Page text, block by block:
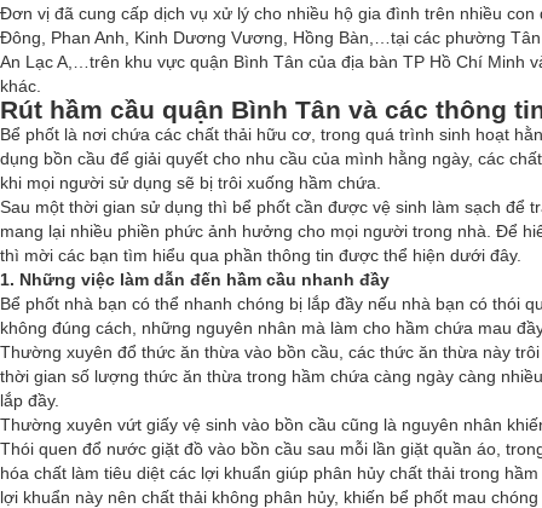
Đơn vị đã cung cấp dịch vụ xử lý cho nhiều hộ gia đình trên nhiều
Đông, Phan Anh, Kinh Dương Vương, Hồng Bàn,…tại các phường
An Lạc A,…trên khu vực quận Bình Tân của địa bàn TP Hồ Chí Minh
khác.
Rút hầm cầu quận Bình Tân và các thông
Bể phốt là nơi chứa các chất thải hữu cơ, trong quá trình sinh hoạt
dụng bồn cầu để giải quyết cho nhu cầu của mình hằng ngày, các
khi mọi người sử dụng sẽ bị trôi xuống hầm chứa.
Sau một thời gian sử dụng thì bể phốt cần được vệ sinh làm sạch để
mang lại nhiều phiền phức ảnh hưởng cho mọi người trong nhà. Để
thì mời các bạn tìm hiểu qua phần thông tin được thể hiện dưới đây.
1. Những việc làm dẫn đến hầm cầu nhanh đầy
Bể phốt nhà bạn có thể nhanh chóng bị lắp đầy nếu nhà bạn có thói
không đúng cách, những nguyên nhân mà làm cho hầm chứa mau
Thường xuyên đổ thức ăn thừa vào bồn cầu, các thức ăn thừa này
thời gian số lượng thức ăn thừa trong hầm chứa càng ngày càng
lắp đầy.
Thường xuyên vứt giấy vệ sinh vào bồn cầu cũng là nguyên nhân
Thói quen đổ nước giặt đồ vào bồn cầu sau mỗi lần giặt quần áo,
hóa chất làm tiêu diệt các lợi khuẩn giúp phân hủy chất thải trong
lợi khuẩn này nên chất thải không phân hủy, khiến bể phốt mau chóng